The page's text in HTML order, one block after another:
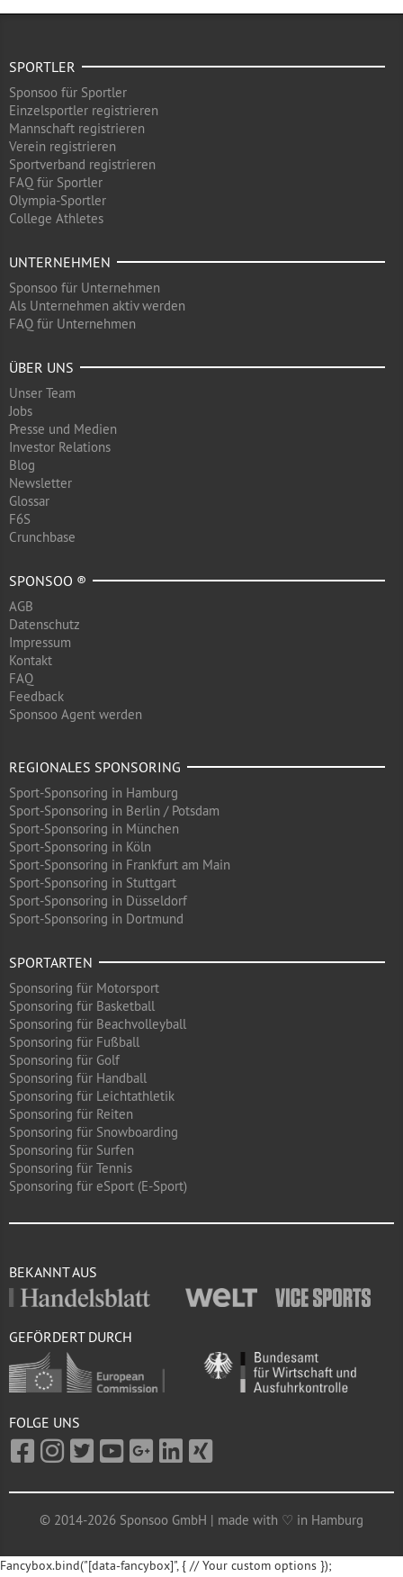
SPORTLER
Sponsoo für Sportler
Einzelsportler registrieren
Mannschaft registrieren
Verein registrieren
Sportverband registrieren
FAQ für Sportler
Olympia-Sportler
College Athletes
UNTERNEHMEN
Sponsoo für Unternehmen
Als Unternehmen aktiv werden
FAQ für Unternehmen
ÜBER UNS
Unser Team
Jobs
Presse und Medien
Investor Relations
Blog
Newsletter
Glossar
F6S
Crunchbase
SPONSOO ®
AGB
Datenschutz
Impressum
Kontakt
FAQ
Feedback
Sponsoo Agent werden
REGIONALES SPONSORING
Sport-Sponsoring in Hamburg
Sport-Sponsoring in Berlin / Potsdam
Sport-Sponsoring in München
Sport-Sponsoring in Köln
Sport-Sponsoring in Frankfurt am Main
Sport-Sponsoring in Stuttgart
Sport-Sponsoring in Düsseldorf
Sport-Sponsoring in Dortmund
SPORTARTEN
Sponsoring für Motorsport
Sponsoring für Basketball
Sponsoring für Beachvolleyball
Sponsoring für Fußball
Sponsoring für Golf
Sponsoring für Handball
Sponsoring für Leichtathletik
Sponsoring für Reiten
Sponsoring für Snowboarding
Sponsoring für Surfen
Sponsoring für Tennis
Sponsoring für eSport (E-Sport)
BEKANNT AUS
GEFÖRDERT DURCH
FOLGE UNS
© 2014-2026 Sponsoo GmbH | made with ♡ in Hamburg
Fancybox.bind("[data-fancybox]", { // Your custom options });